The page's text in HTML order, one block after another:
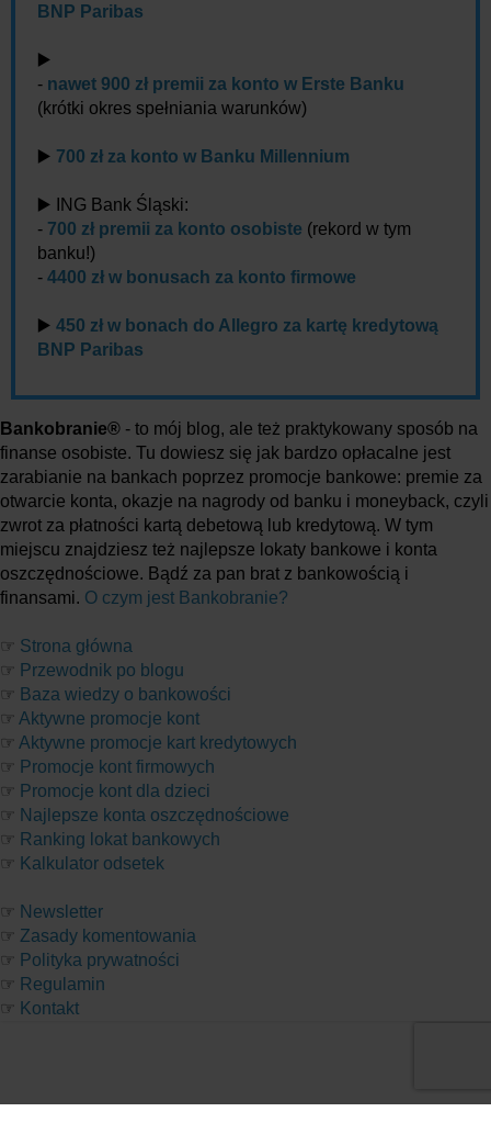
BNP Paribas
▶️
- nawet 900 zł premii za konto w Erste Banku
(krótki okres spełniania warunków)
▶️ 700 zł za konto w Banku Millennium
▶️ ING Bank Śląski:
- 700 zł premii za konto osobiste (rekord w tym
banku!)
- 4400 zł w bonusach za konto firmowe
▶️ 450 zł w bonach do Allegro za kartę kredytową
BNP Paribas
Bankobranie® - to mój blog, ale też praktykowany sposób na
finanse osobiste. Tu dowiesz się jak bardzo opłacalne jest
zarabianie na bankach poprzez promocje bankowe: premie za
otwarcie konta, okazje na nagrody od banku i moneyback, czyli
zwrot za płatności kartą debetową lub kredytową. W tym
miejscu znajdziesz też najlepsze lokaty bankowe i konta
oszczędnościowe. Bądź za pan brat z bankowością i
finansami. O czym jest Bankobranie?
☞ Strona główna
☞ Przewodnik po blogu
☞ Baza wiedzy o bankowości
☞ Aktywne promocje kont
☞ Aktywne promocje kart kredytowych
☞ Promocje kont firmowych
☞ Promocje kont dla dzieci
☞ Najlepsze konta oszczędnościowe
☞ Ranking lokat bankowych
☞ Kalkulator odsetek
☞ Newsletter
☞ Zasady komentowania
☞ Polityka prywatności
☞ Regulamin
☞ Kontakt